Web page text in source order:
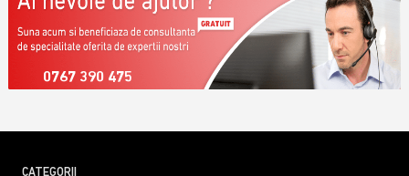
0767 390 475
CATEGORII